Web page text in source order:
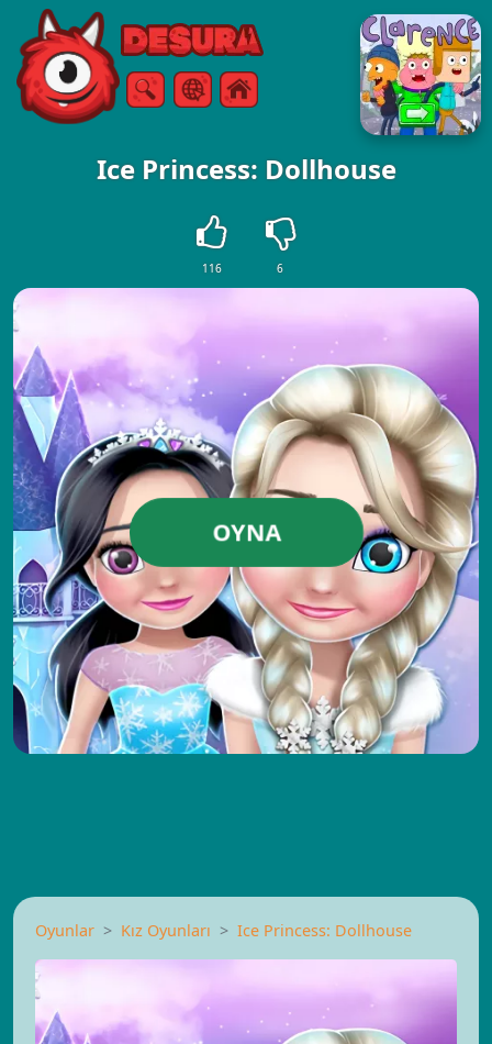
Free Online Games
AramaMenü
Ice Princess: Dollhouse
116 6
OYNA
Oyunlar Kız Oyunları Ice Princess: Dollhouse